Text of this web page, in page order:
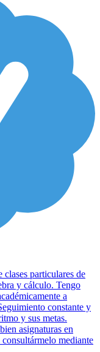
particulares de
y cálculo. Tengo
a
constante y
y sus metas.
asignaturas en
mediante